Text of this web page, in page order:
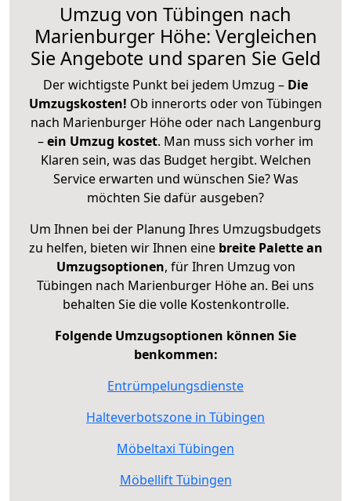
Umzug von Tübingen nach
Marienburger Höhe: Vergleichen
Sie Angebote und sparen Sie Geld
Der wichtigste Punkt bei jedem Umzug – Die
Umzugskosten! Ob innerorts oder von Tübingen
nach Marienburger Höhe oder nach Langenburg
–ein Umzug kostet. Man muss sich vorher im
Klaren sein, was das Budget hergibt. Welchen
Service erwarten und wünschen Sie? Was
möchten Sie dafür ausgeben?
Um Ihnen bei der Planung Ihres Umzugsbudgets
zu helfen, bieten wir Ihnen eine breite Palette an
Umzugsoptionen, für Ihren Umzug von
Tübingen nach Marienburger Höhe an. Bei uns
behalten Sie die volle Kostenkontrolle.
Folgende Umzugsoptionen können Sie
benkommen:
Entrümpelungsdienste
Halteverbotszone in Tübingen
Möbeltaxi Tübingen
Möbellift Tübingen